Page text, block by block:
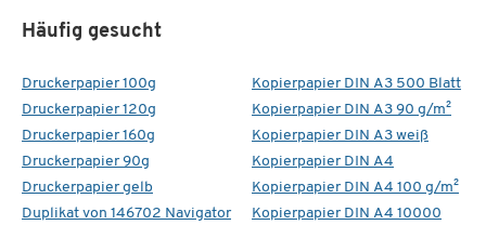
Häufig gesucht
Druckerpapier 100g
Druckerpapier 120g
Druckerpapier 160g
Druckerpapier 90g
Druckerpapier gelb
Duplikat von 146702 Navigator
Kopierpapier DIN A3 500 Blatt
Kopierpapier DIN A3 90 g/m²
Kopierpapier DIN A3 weiß
Kopierpapier DIN A4
Kopierpapier DIN A4 100 g/m²
Kopierpapier DIN A4 10000